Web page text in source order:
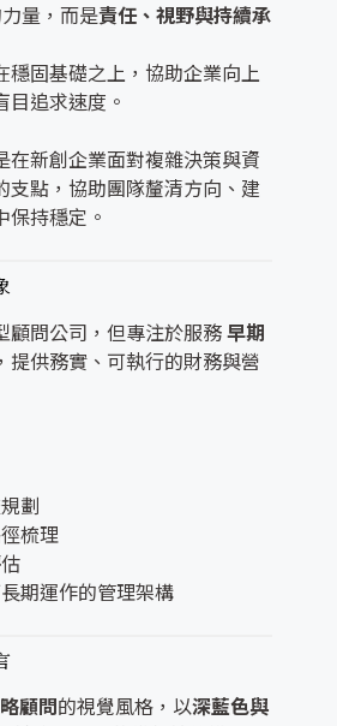
量，而是責任、視野與持續承
穩固基礎之上，協助企業向上
目追求速度。
在新創企業面對複雜決策與資
支點，協助團隊釐清方向、建
保持穩定。
顧問公司，但專注於服務早期
，提供務實、可執行的財務與營
劃
梳理
期運作的管理架構
顧問的視覺風格，以深藍色與